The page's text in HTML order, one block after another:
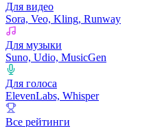
Для видео
Sora, Veo, Kling, Runway
Для музыки
Suno, Udio, MusicGen
Для голоса
ElevenLabs, Whisper
Все рейтинги